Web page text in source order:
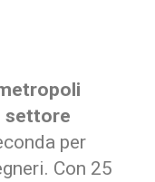
settore
per
Con 25